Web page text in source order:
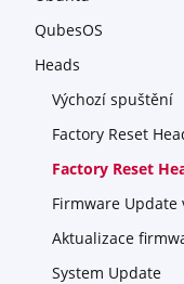
QubesOS
Heads
Výchozí spuštění
Factory Reset
Factory Reset
Firmware Update
Aktualizace
System Update